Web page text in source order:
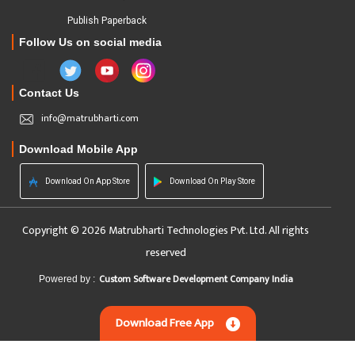
Publish Paperback
Follow Us on social media
Contact Us
info@matrubharti.com
Download Mobile App
Download On App Store Download On Play Store
Copyright © 2026 Matrubharti Technologies Pvt. Ltd. All rights
reserved
Powered by : Custom Software Development Company India
Download Free App